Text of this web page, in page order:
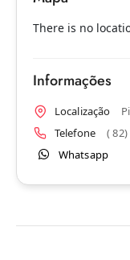
There is no
Informações
Localização
Telefone
(
Whatsapp